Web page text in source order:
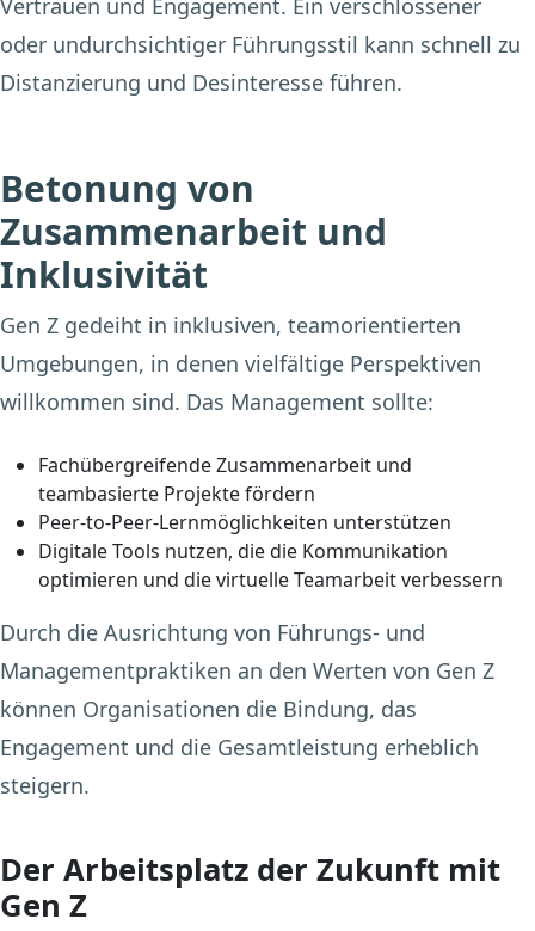
Vertrauen und Engagement. Ein verschlossener
oder undurchsichtiger Führungsstil kann schnell zu
Distanzierung und Desinteresse führen.
Betonung von
Zusammenarbeit und
Inklusivität
Gen Z gedeiht in inklusiven, teamorientierten
Umgebungen, in denen vielfältige Perspektiven
willkommen sind. Das Management sollte:
Fachübergreifende Zusammenarbeit und
teambasierte Projekte fördern
Peer-to-Peer-Lernmöglichkeiten unterstützen
Digitale Tools nutzen, die die Kommunikation
optimieren und die virtuelle Teamarbeit verbessern
Durch die Ausrichtung von Führungs- und
Managementpraktiken an den Werten von Gen Z
können Organisationen die Bindung, das
Engagement und die Gesamtleistung erheblich
steigern.
Der Arbeitsplatz der Zukunft mit
Gen Z